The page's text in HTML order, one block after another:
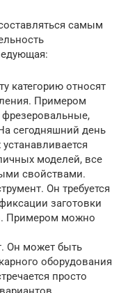
самым
категорию относят
Примером
сегодняшний день
моделей, все
свойствами.
Он требуется
заготовки
Примером можно
Он может быть
оборудования
просто